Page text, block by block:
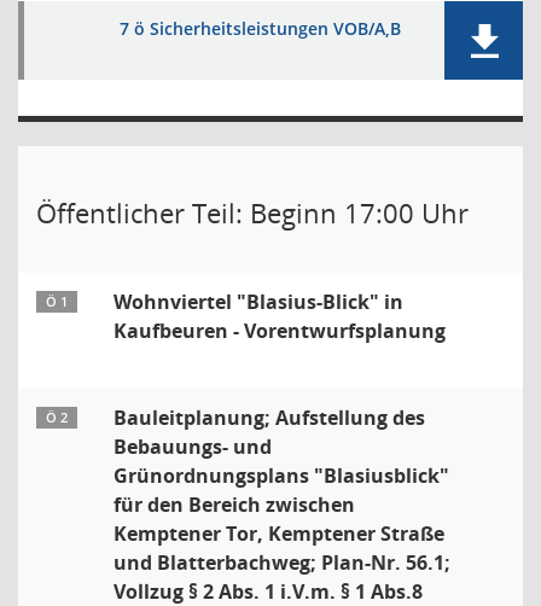
7 ö Sicherheitsleistungen VOB/A,B
Öffentlicher Teil: Beginn 17:00 Uhr
Ö 1
Wohnviertel "Blasius-Blick" in
Kaufbeuren - Vorentwurfsplanung
Ö 2
Bauleitplanung; Aufstellung des
Bebauungs- und
Grünordnungsplans "Blasiusblick"
für den Bereich zwischen
Kemptener Tor, Kemptener Straße
und Blatterbachweg; Plan-Nr. 56.1;
Vollzug § 2 Abs. 1 i.V.m. § 1 Abs.8